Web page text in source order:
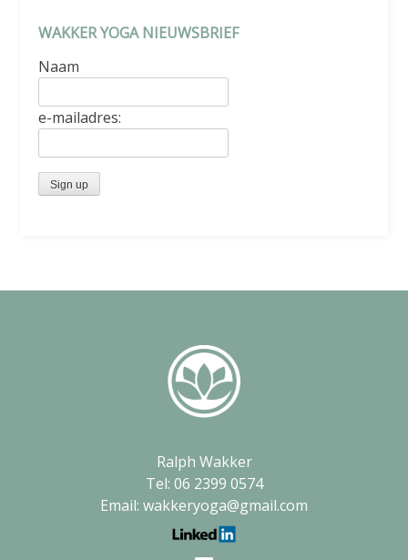
WAKKER YOGA NIEUWSBRIEF
Naam
e-mailadres:
Ralph Wakker
Tel: 06 2399 0574
Email: wakkeryoga@gmail.com